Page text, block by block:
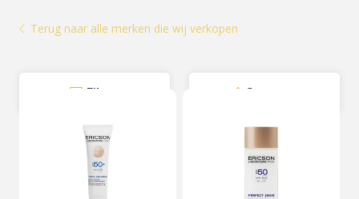
Terug naar alle merken die wij verkopen
Filter Sorteer